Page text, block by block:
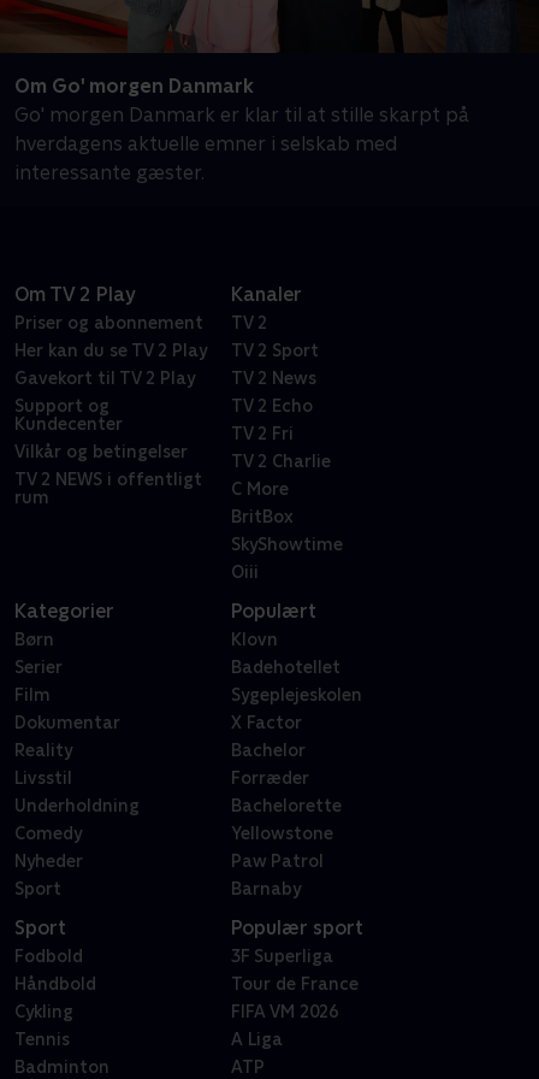
Om Go' morgen Danmark
Go' morgen Danmark er klar til at stille skarpt på
hverdagens aktuelle emner i selskab med
interessante gæster.
Om TV 2 Play
Priser og abonnement
Her kan du se TV 2 Play
Gavekort til TV 2 Play
Support og
Kundecenter
Vilkår og betingelser
TV 2 NEWS i offentligt
rum
Kanaler
TV 2
TV 2 Sport
TV 2 News
TV 2 Echo
TV 2 Fri
TV 2 Charlie
C More
BritBox
SkyShowtime
Oiii
Kategorier
Børn
Serier
Film
Dokumentar
Reality
Livsstil
Underholdning
Comedy
Nyheder
Sport
Populært
Klovn
Badehotellet
Sygeplejeskolen
X Factor
Bachelor
Forræder
Bachelorette
Yellowstone
Paw Patrol
Barnaby
Sport
Fodbold
Håndbold
Cykling
Tennis
Badminton
Populær sport
3F Superliga
Tour de France
FIFA VM 2026
A Liga
ATP